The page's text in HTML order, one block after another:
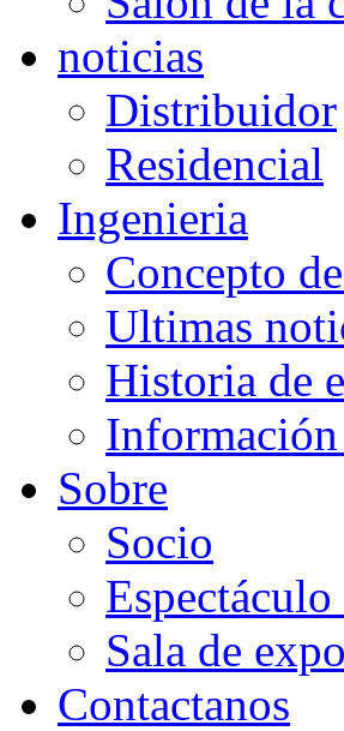
noticias
Distribuidor
Residencial
Ingenieria
Concepto
Ultimas
Historia de
Sobre
Socio
Sala de
Contactanos